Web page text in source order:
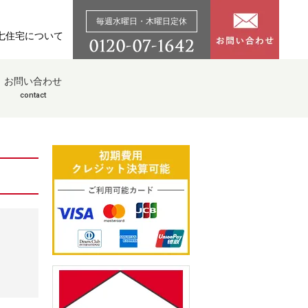
住宅について
毎週水曜日・木曜日定休
お問い合わせ
contact